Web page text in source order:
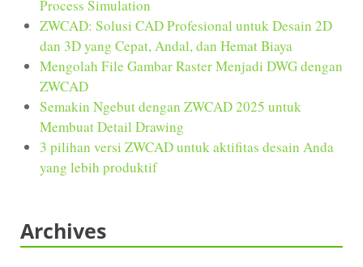
Process Simulation
ZWCAD: Solusi CAD Profesional untuk Desain 2D
dan 3D yang Cepat, Andal, dan Hemat Biaya
Mengolah File Gambar Raster Menjadi DWG dengan
ZWCAD
Semakin Ngebut dengan ZWCAD 2025 untuk
Membuat Detail Drawing
3 pilihan versi ZWCAD untuk aktifitas desain Anda
yang lebih produktif
Archives